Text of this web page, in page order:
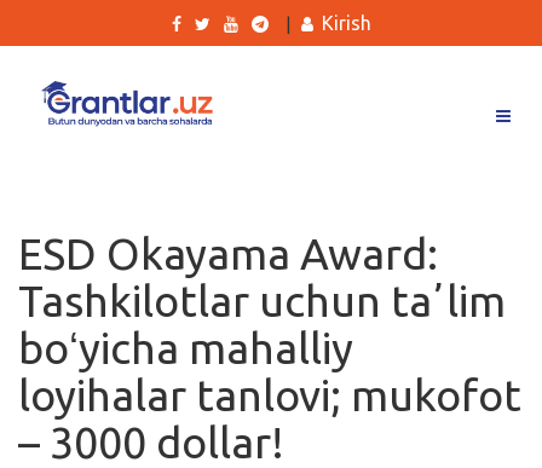
Ishlar
Kurslar
Blog
Yana
Kirish
ESD Okayama Award:
Tashkilotlar uchun taʼlim
boʻyicha mahalliy
loyihalar tanlovi; mukofot
– 3000 dollar!